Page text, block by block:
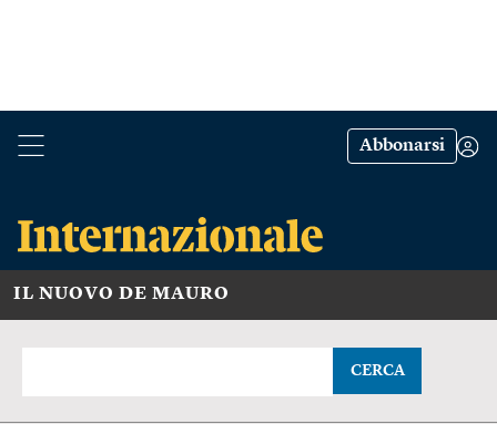
Abbonarsi
IL NUOVO DE MAURO
CERCA